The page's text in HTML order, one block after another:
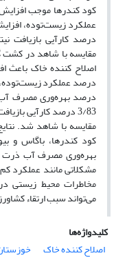
مقایسه با شاهد در کشت
مقایسه با شاهد شد.
کود کندرها، باگاس و
بهره‌وری مصرف آب ذرت
مشکلاتی مانند عملکرد
مخاطرات محیط زیستی
می‌تواند سبب ارتقاء
کلیدواژه‌ها
اصلاح کننده خاک